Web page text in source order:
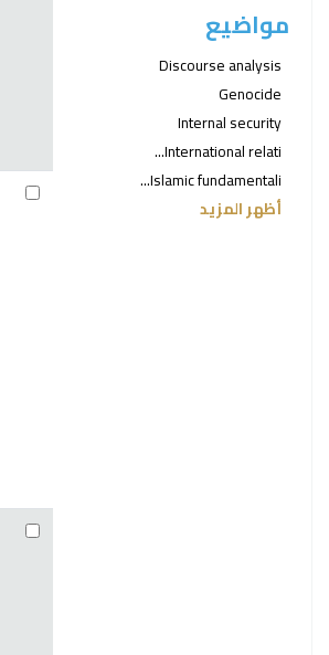
مواضيع
Discourse analysis
Genocide
Internal security
International relati...
Islamic fundamentali...
أظهر المزيد